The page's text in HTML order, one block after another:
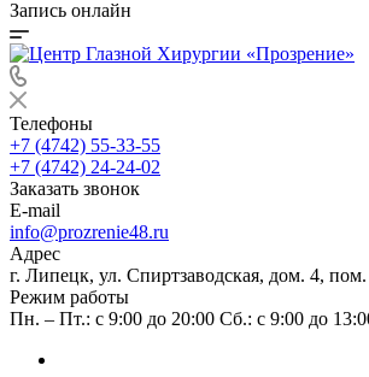
Запись онлайн
Телефоны
+7 (4742) 55-33-55
+7 (4742) 24-24-02
Заказать звонок
E-mail
info@prozrenie48.ru
Адрес
г. Липецк, ул. Спиртзаводская, дом. 4,
Режим работы
Пн. – Пт.: с 9:00 до 20:00 Сб.: с 9:00 до